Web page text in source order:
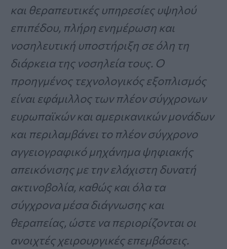
και θεραπευτικές υπηρεσίες υψηλού
επιπέδου, πλήρη ενημέρωση και
νοσηλευτική υποστήριξη σε όλη τη
διάρκεια της νοσηλεία τους. Ο
προηγμένος τεχνολογικός εξοπλισμός
είναι εφάμιλλος των πλέον σύγχρονων
ευρωπαϊκών και αμερικανικών μονάδων
και περιλαμβάνει το πλέον σύγχρονο
αγγειογραφικό μηχάνημα ψηφιακής
απεικόνισης με την ελάχιστη δυνατή
ακτινοβολία, καθώς και όλα τα
σύγχρονα μέσα διάγνωσης και
θεραπείας, ώστε να περιορίζονται οι
ανοιχτές χειρουργικές επεμβάσεις.